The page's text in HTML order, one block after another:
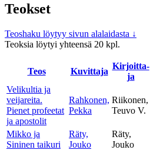
Teokset
Teoshaku löytyy sivun alalaidasta ↓
Teoksia löytyi yhteensä 20 kpl.
Teos Kuvitta­ja
Kirjoitta­
ja
Velikultia ja
veijareita.
Pienet profeetat
ja apostolit
Rahkonen,
Pekka
Riikonen,
Teuvo V.
Mikko ja
Sininen taikuri
Räty,
Jouko
Räty,
Jouko